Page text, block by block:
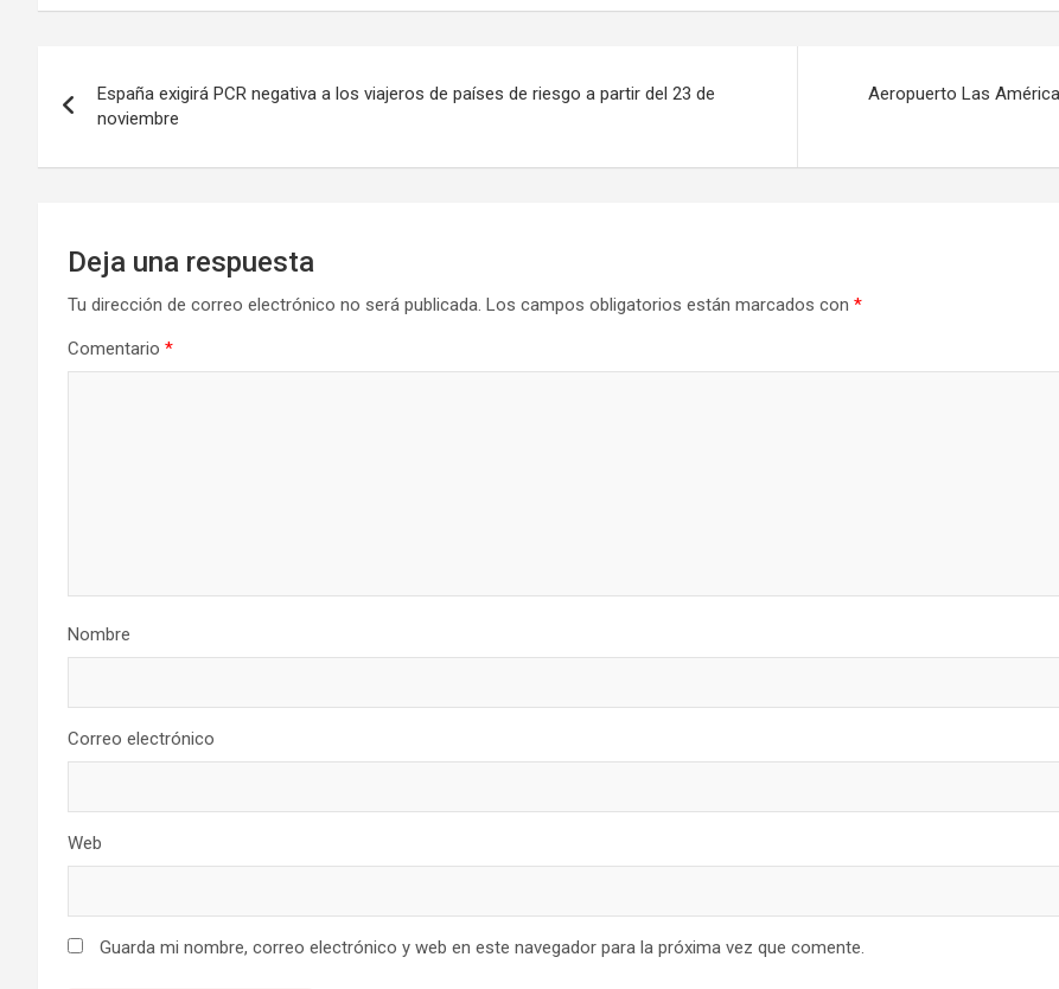
de
entradas
España exigirá PCR negativa a los viajeros de países de riesgo a partir del 23 de
noviembre
Aeropuerto Las
Deja una respuesta
Tu dirección de correo electrónico no será publicada. Los campos obligatorios están marcados con *
Comentario *
Nombre
Correo electrónico
Web
Guarda mi nombre, correo electrónico y web en este navegador para la próxima vez que comente.